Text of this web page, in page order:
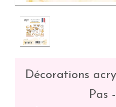
Décorations
Pas